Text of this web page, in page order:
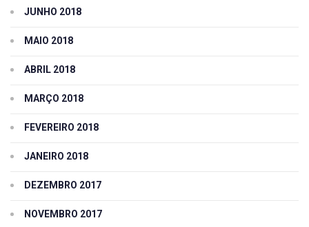
JUNHO 2018
MAIO 2018
ABRIL 2018
MARÇO 2018
FEVEREIRO 2018
JANEIRO 2018
DEZEMBRO 2017
NOVEMBRO 2017